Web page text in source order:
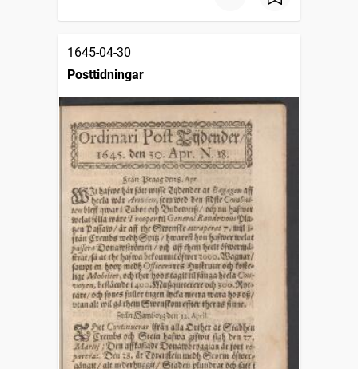
1645-04-30
Posttidningar